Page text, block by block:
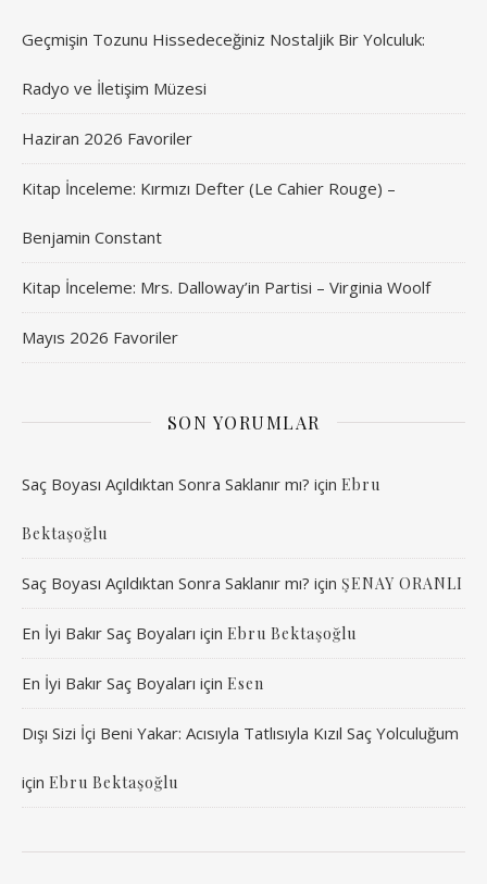
Geçmişin Tozunu Hissedeceğiniz Nostaljik Bir Yolculuk:
Radyo ve İletişim Müzesi
Haziran 2026 Favoriler
Kitap İnceleme: Kırmızı Defter (Le Cahier Rouge) –
Benjamin Constant
Kitap İnceleme: Mrs. Dalloway’in Partisi – Virginia Woolf
Mayıs 2026 Favoriler
SON YORUMLAR
Saç Boyası Açıldıktan Sonra Saklanır mı? için Ebru
Bektaşoğlu
Saç Boyası Açıldıktan Sonra Saklanır mı? için ŞENAY ORANLI
En İyi Bakır Saç Boyaları için Ebru Bektaşoğlu
En İyi Bakır Saç Boyaları için Esen
Dışı Sizi İçi Beni Yakar: Acısıyla Tatlısıyla Kızıl Saç Yolculuğum
için Ebru Bektaşoğlu